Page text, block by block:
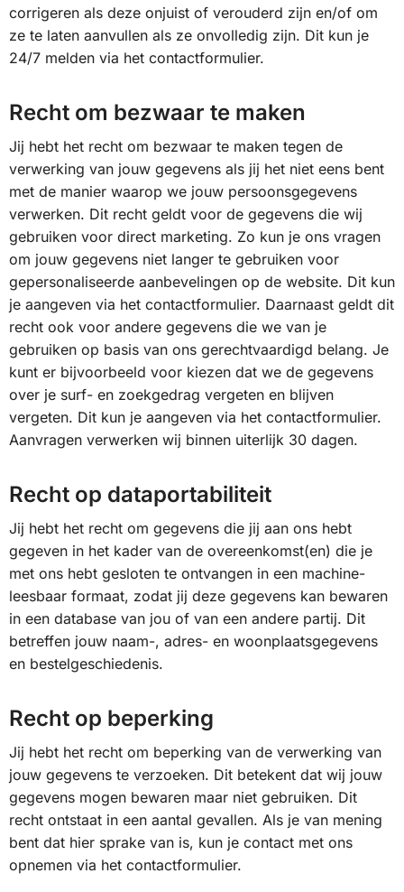
corrigeren als deze onjuist of verouderd zijn en/of om
ze te laten aanvullen als ze onvolledig zijn. Dit kun je
24/7 melden via het contactformulier.
Recht om bezwaar te maken
Jij hebt het recht om bezwaar te maken tegen de
verwerking van jouw gegevens als jij het niet eens bent
met de manier waarop we jouw persoonsgegevens
verwerken. Dit recht geldt voor de gegevens die wij
gebruiken voor direct marketing. Zo kun je ons vragen
om jouw gegevens niet langer te gebruiken voor
gepersonaliseerde aanbevelingen op de website. Dit kun
je aangeven via het contactformulier. Daarnaast geldt dit
recht ook voor andere gegevens die we van je
gebruiken op basis van ons gerechtvaardigd belang. Je
kunt er bijvoorbeeld voor kiezen dat we de gegevens
over je surf- en zoekgedrag vergeten en blijven
vergeten. Dit kun je aangeven via het contactformulier.
Aanvragen verwerken wij binnen uiterlijk 30 dagen.
Recht op dataportabiliteit
Jij hebt het recht om gegevens die jij aan ons hebt
gegeven in het kader van de overeenkomst(en) die je
met ons hebt gesloten te ontvangen in een machine-
leesbaar formaat, zodat jij deze gegevens kan bewaren
in een database van jou of van een andere partij. Dit
betreffen jouw naam-, adres- en woonplaatsgegevens
en bestelgeschiedenis.
Recht op beperking
Jij hebt het recht om beperking van de verwerking van
jouw gegevens te verzoeken. Dit betekent dat wij jouw
gegevens mogen bewaren maar niet gebruiken. Dit
recht ontstaat in een aantal gevallen. Als je van mening
bent dat hier sprake van is, kun je contact met ons
opnemen via het contactformulier.